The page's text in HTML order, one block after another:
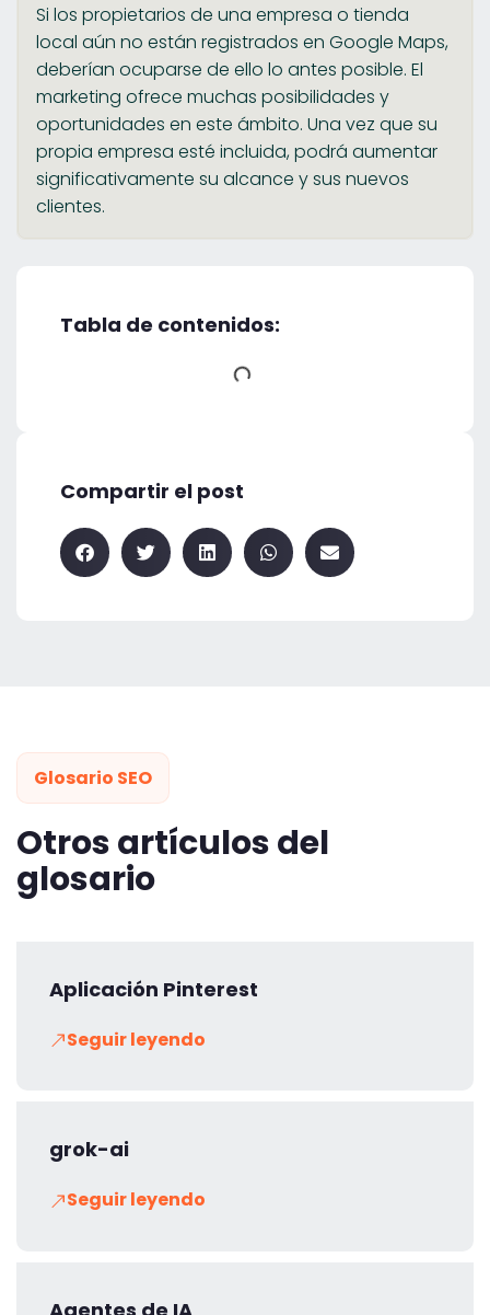
Si los propietarios de una empresa o tienda
local aún no están registrados en Google Maps,
deberían ocuparse de ello lo antes posible. El
marketing ofrece muchas posibilidades y
oportunidades en este ámbito. Una vez que su
propia empresa esté incluida, podrá aumentar
significativamente su alcance y sus nuevos
clientes.
Tabla de contenidos:
Compartir el post
Glosario SEO
Otros artículos del
glosario
Aplicación Pinterest
Seguir leyendo
grok-ai
Seguir leyendo